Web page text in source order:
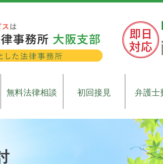
無料法律相談 初回接見 弁護士